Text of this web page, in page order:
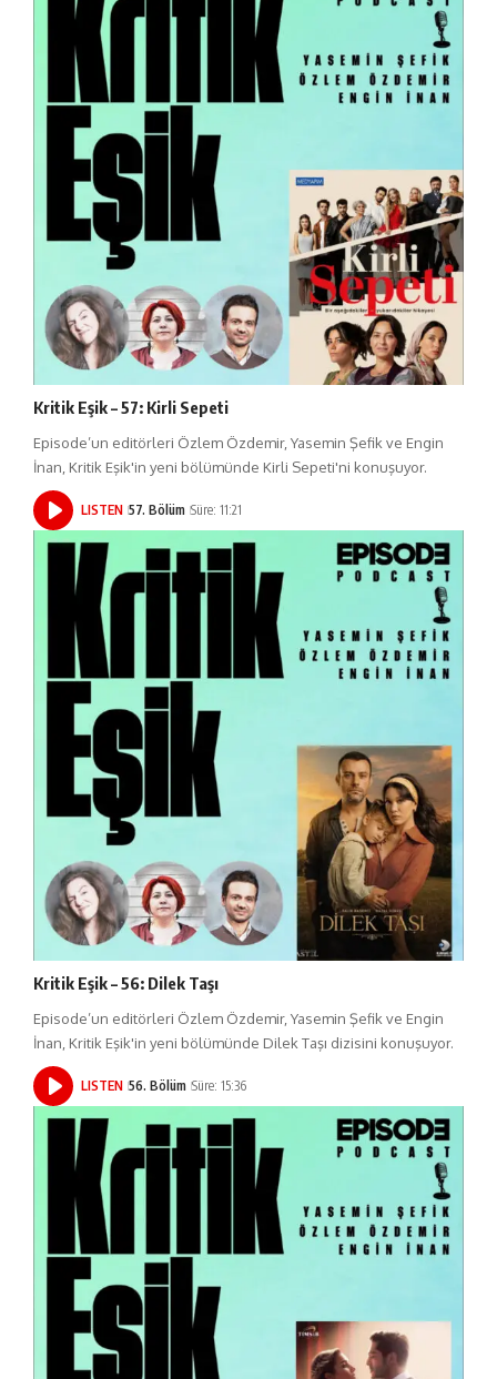
Kritik Eşik – 57: Kirli Sepeti
Episode’un editörleri Özlem Özdemir, Yasemin Şefik ve Engin
İnan, Kritik Eşik'in yeni bölümünde Kirli Sepeti'ni konuşuyor.
LISTEN 57. Bölüm Süre: 11:21
Kritik Eşik – 56: Dilek Taşı
Episode’un editörleri Özlem Özdemir, Yasemin Şefik ve Engin
İnan, Kritik Eşik'in yeni bölümünde Dilek Taşı dizisini konuşuyor.
LISTEN 56. Bölüm Süre: 15:36